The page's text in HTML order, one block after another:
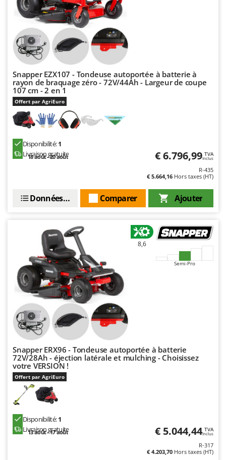
Resto Italia
Ribimex
Ripartrak
Ritter
River Systems
Robomow
Rossofuoco
Rover Pompe
Ryobi
Santos
Seven Italy
Shark
Silky
Simatech
Sirman
Skil
Smartwood
Smeg
Snapper
Solidur
Spice Electronics
Spiralmac
Spring Protezione
Spyro
Snapper EZX107 - Tondeuse autoportée à batterie à
rayon de braquage zéro - 72V/44Ah - Largeur de coupe
107 cm - 2 en 1
Offert par AgriEuro
Disponibilité:1
Livraison gratuite
18 août - 20 août € 6.796,99 TVA
Inclus
R-435
€ 5.664,16 Hors taxes (HT)
Ajouter
Comparer
Données techniques
8,6
Semi-Pro
Snapper ERX96 - Tondeuse autoportée à batterie
72V/28Ah - éjection latérale et mulching - Choisissez
votre VERSION !
Offert par AgriEuro
Disponibilité:1
Livraison gratuite
13 août - 17 août € 5.044,44 TVA
Inclus
R-317
€ 4.203,70 Hors taxes (HT)